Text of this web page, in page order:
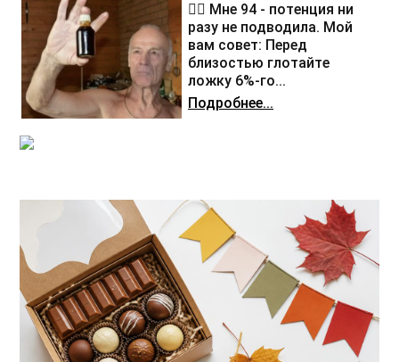
❤️‍🔥 Мне 94 - потенция ни
разу не подводила. Мой
вам совет: Перед
близостью глотайте
ложку 6%-го...
Подробнее...